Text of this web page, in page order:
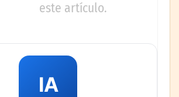
este artículo.
IA